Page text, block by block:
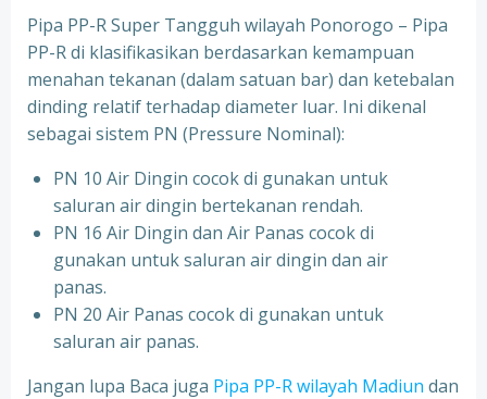
Pipa PP-R Super Tangguh wilayah Ponorogo – Pipa
PP-R di klasifikasikan berdasarkan kemampuan
menahan tekanan (dalam satuan bar) dan ketebalan
dinding relatif terhadap diameter luar. Ini dikenal
sebagai sistem PN (Pressure Nominal):
PN 10 Air Dingin cocok di gunakan untuk
saluran air dingin bertekanan rendah.
PN 16 Air Dingin dan Air Panas cocok di
gunakan untuk saluran air dingin dan air
panas.
PN 20 Air Panas cocok di gunakan untuk
saluran air panas.
Jangan lupa Baca juga Pipa PP-R wilayah Madiun dan